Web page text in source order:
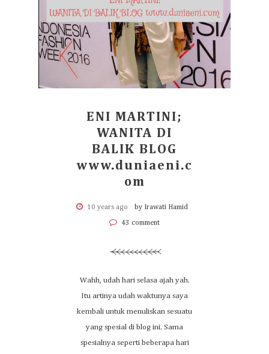
ENI MARTINI;
WANITA DI
BALIK BLOG
www.duniaeni.c
om
10 years ago by Irawati Hamid
43 comment
Wahh, udah hari selasa ajah yah.
Itu artinya udah waktunya saya
kembali untuk menuliskan sesuatu
yang spesial di blog ini. Sama
spesialnya seperti beberapa hari